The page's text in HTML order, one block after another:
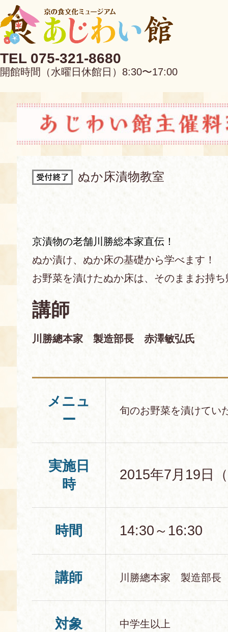
TEL 075-321-8680
開館時間（水曜日休館日）8:30〜17:00
EN 中文
あじわい館とは
料理教室
募集中の教室
食の海援隊・陸援隊 会員限定
展示室
展示室のご紹介
お土産コーナー
レンタル
備品リスト
空き状況・ご予約
使用料・お支払い方法
団体向け見学・体験
食の語り部の部屋
展示見学
講演会付き料理教室
あじわい館弁当
ぬか床漬物教室
京漬物の老舗川勝総本家直伝！
ぬか漬け、ぬか床の基礎から学べます！
お野菜を漬けたぬか床は、そのままお持
講師
川勝總本家 製造部長 赤澤敏弘氏
メニュ
ー
旬のお野菜を漬けてい
実施日
時
2015年7月19日
時間 14:30～16:30
講師 川勝總本家 製造部長
対象 中学生以上